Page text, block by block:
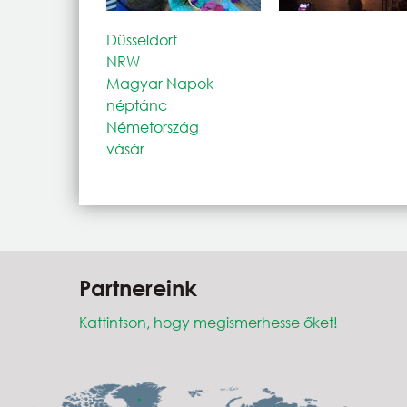
Düsseldorf
NRW
Magyar Napok
néptánc
Németország
vásár
Partnereink
Kattintson, hogy megismerhesse őket!